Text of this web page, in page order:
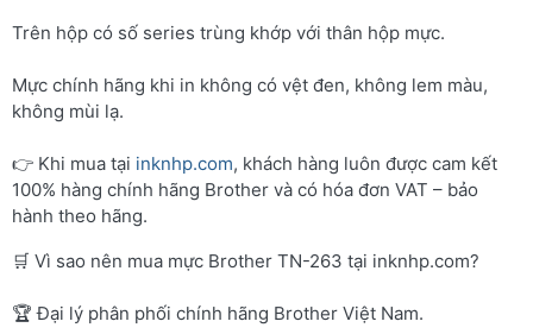
Trên hộp có số series trùng khớp với thân hộp mực.
Mực chính hãng khi in không có vệt đen, không lem màu,
không mùi lạ.
👉 Khi mua tại inknhp.com, khách hàng luôn được cam kết
100% hàng chính hãng Brother và có hóa đơn VAT – bảo
hành theo hãng.
🛒 Vì sao nên mua mực Brother TN-263 tại inknhp.com?
🏆 Đại lý phân phối chính hãng Brother Việt Nam.